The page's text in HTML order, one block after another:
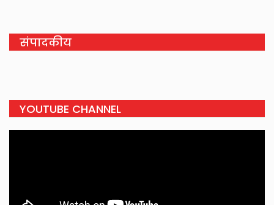
संपादकीय
YOUTUBE CHANNEL